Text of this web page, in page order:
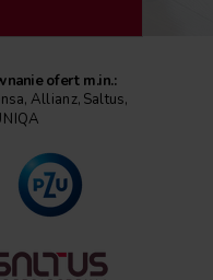
ofert m.in.:
Allianz, Saltus,